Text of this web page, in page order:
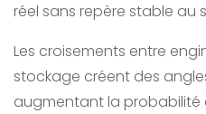
réel sans repère stable au
Les croisements entre
stockage créent des
augmentant la